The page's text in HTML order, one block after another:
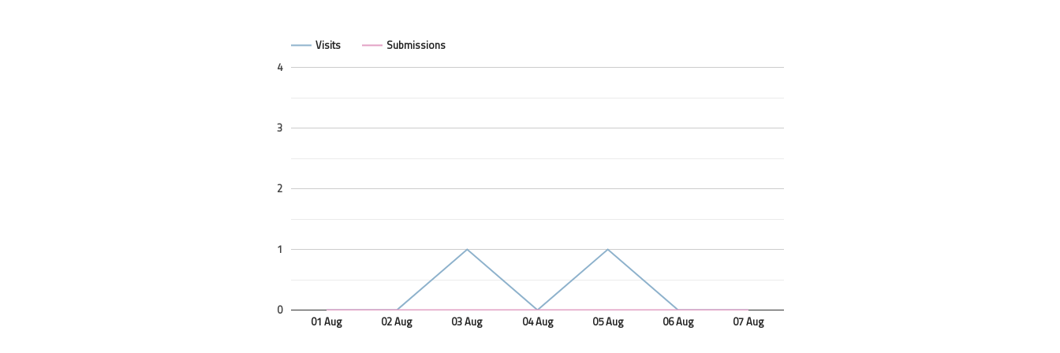
Visits Submissions
01 Aug 02 Aug 03 Aug 04 Aug 05 Aug 06 Aug 07 Aug
0
1
2
3
4